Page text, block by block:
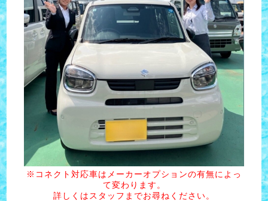
※コネクト対応車はメーカーオプションの有無によっ
て変わります。
詳しくはスタッフまでお尋ねください。